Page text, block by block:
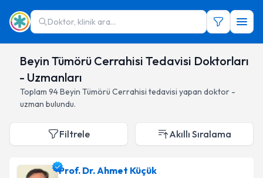
Doktor, klinik ara...
Beyin Tümörü Cerrahisi Tedavisi Doktorları
- Uzmanları
Toplam 94Beyin Tümörü Cerrahisi tedavisi yapan doktor -
uzman bulundu.
Filtrele Akıllı Sıralama
Prof. Dr. Ahmet Küçük